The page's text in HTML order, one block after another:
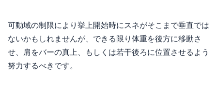
可動域の制限により挙上開始時にスネがそこまで垂直では
ないかもしれませんが、できる限り体重を後方に移動さ
せ、肩をバーの真上、もしくは若干後ろに位置させるよう
努力するべきです。